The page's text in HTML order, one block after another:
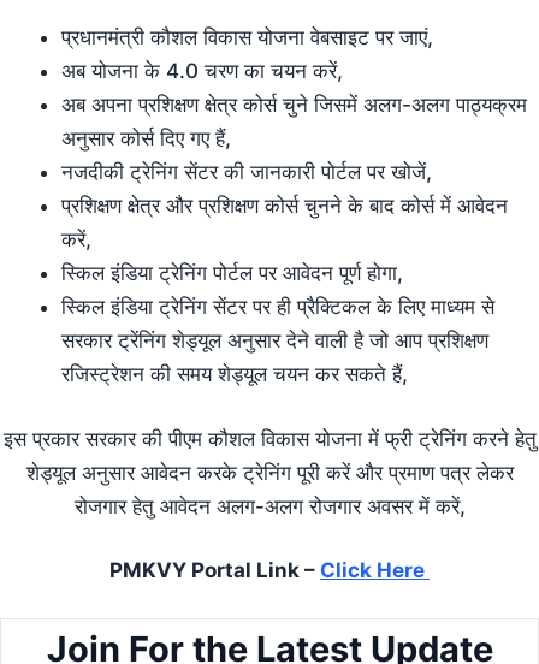
प्रधानमंत्री कौशल विकास योजना वेबसाइट पर जाएं,
अब योजना के 4.0 चरण का चयन करें,
अब अपना प्रशिक्षण क्षेत्र कोर्स चुने जिसमें अलग-अलग पाठ्यक्रम
अनुसार कोर्स दिए गए हैं,
नजदीकी ट्रेनिंग सेंटर की जानकारी पोर्टल पर खोजें,
प्रशिक्षण क्षेत्र और प्रशिक्षण कोर्स चुनने के बाद कोर्स में आवेदन
करें,
स्किल इंडिया ट्रेनिंग पोर्टल पर आवेदन पूर्ण होगा,
स्किल इंडिया ट्रेनिंग सेंटर पर ही प्रैक्टिकल के लिए माध्यम से
सरकार ट्रेंनिंग शेड्यूल अनुसार देने वाली है जो आप प्रशिक्षण
रजिस्ट्रेशन की समय शेड्यूल चयन कर सकते हैं,
इस प्रकार सरकार की पीएम कौशल विकास योजना में फ्री ट्रेनिंग करने हेतु
शेड्यूल अनुसार आवेदन करके ट्रेनिंग पूरी करें और प्रमाण पत्र लेकर
रोजगार हेतु आवेदन अलग-अलग रोजगार अवसर में करें,
PMKVY Portal Link – Click Here
Join For the Latest Update